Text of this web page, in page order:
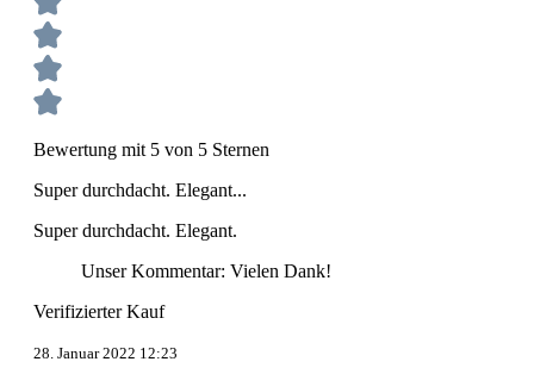
Bewertung mit 5 von 5 Sternen
Super durchdacht. Elegant...
Super durchdacht. Elegant.
Unser Kommentar: Vielen Dank!
Verifizierter Kauf
28. Januar 2022 12:23